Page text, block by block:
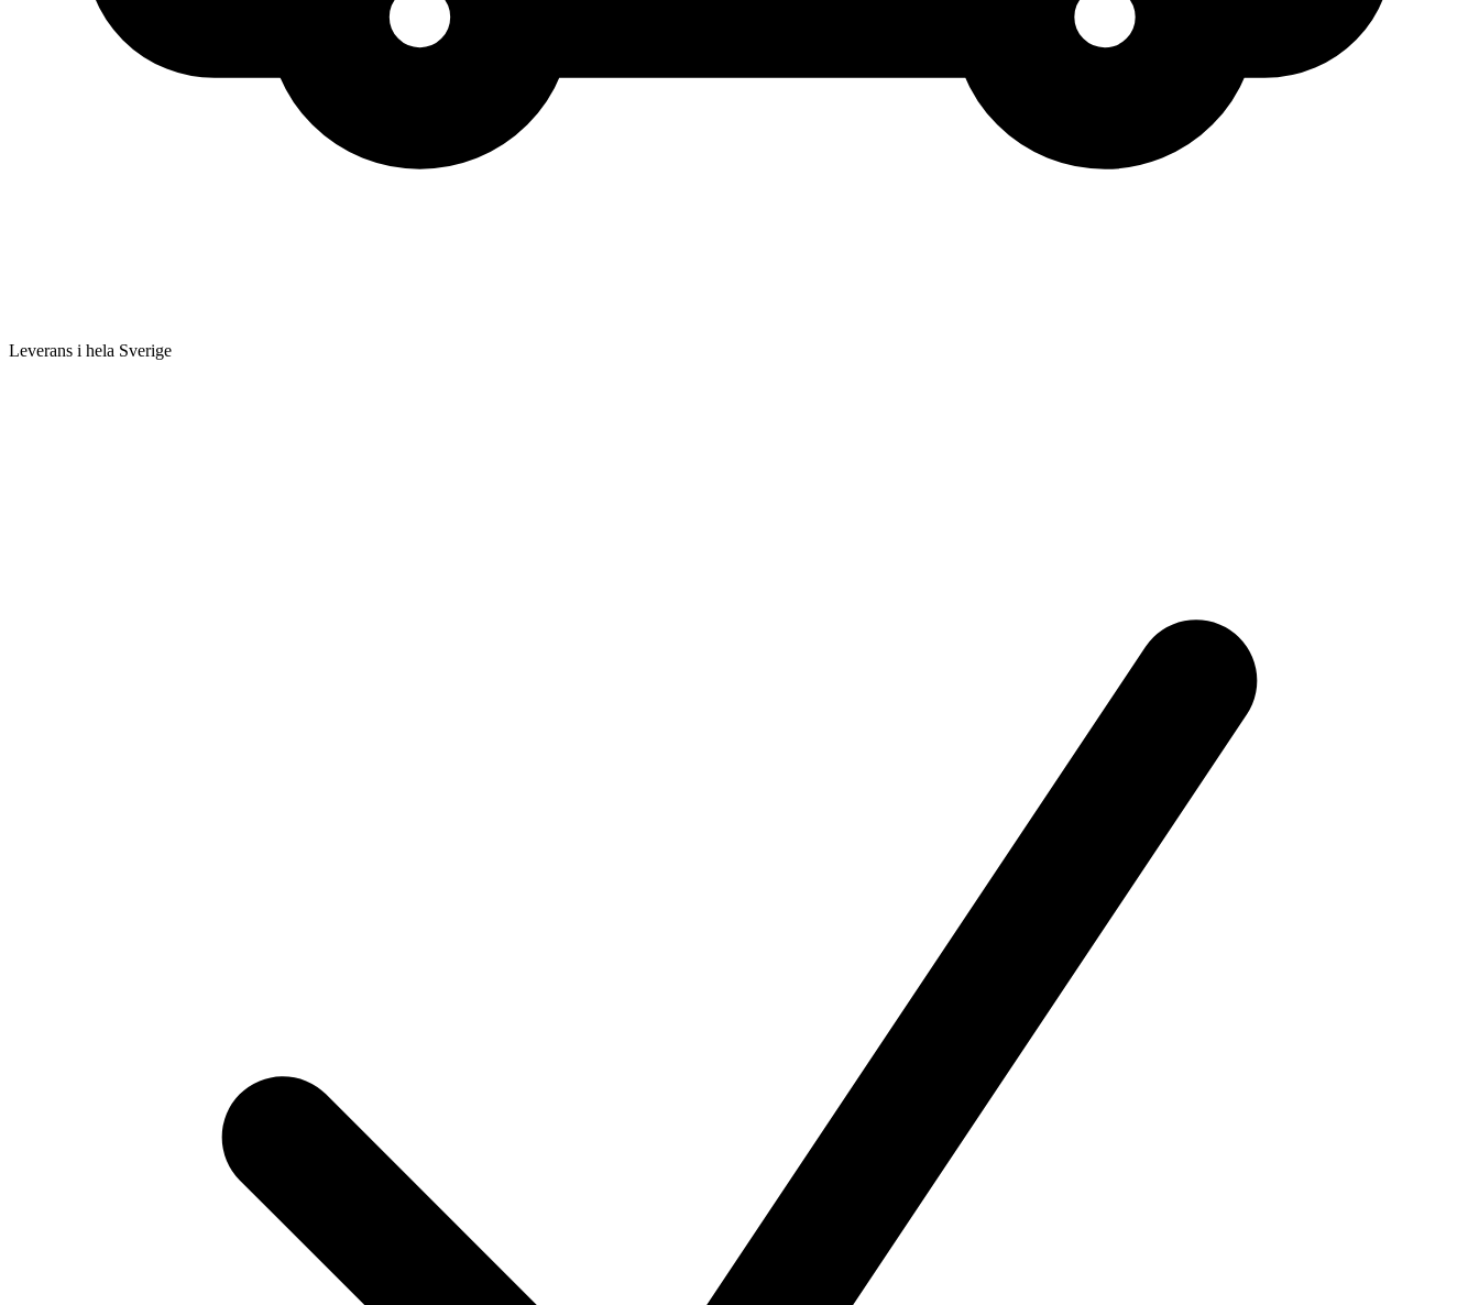
Leverans i hela Sverige